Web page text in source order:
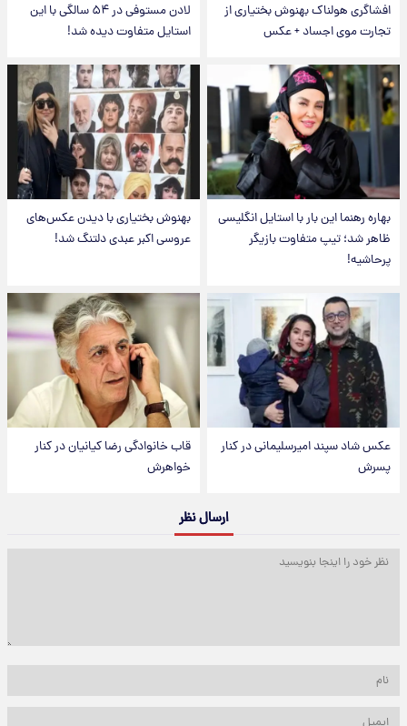
افشاگری هولناک بهنوش بختیاری از
تجارت موی اجساد + عکس
لادن مستوفی در ۵۴ سالگی با این
استایل متفاوت دیده شد!
بهاره رهنما این بار با استایل انگلیسی
ظاهر شد؛ تیپ متفاوت بازیگر
پرحاشیه!
بهنوش بختیاری با دیدن عکس‌های
عروسی اکبر عبدی دلتنگ شد!
عکس شاد سپند امیرسلیمانی در کنار
پسرش
قاب خانوادگی رضا کیانیان در کنار
خواهرش
ارسال نظر